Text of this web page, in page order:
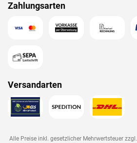
Zahlungsarten
Versandarten
Alle Preise inkl. gesetzlicher Mehrwertsteuer zzgl.